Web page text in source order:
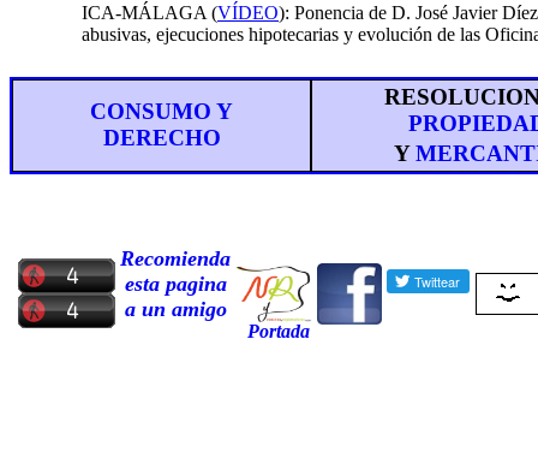
ICA-MÁLAGA (VÍDEO): Ponencia de D. José Javier
abusivas, ejecuciones hipotecarias y evolución de las
CONSUMO Y
DERECHO
R
Y
Recomienda
esta pagina
a un amigo
Portada